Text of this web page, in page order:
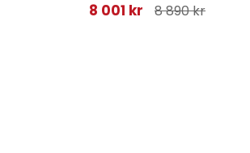
8 001 kr 8 890 kr